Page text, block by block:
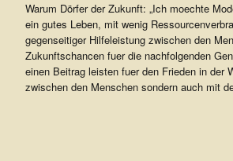
Warum Dörfer der Zukunft: „Ich moechte
ein gutes Leben, mit wenig
gegenseitiger Hilfeleistung zwischen den
Zukunftschancen fuer die nachfolgenden
einen Beitrag leisten fuer den Frieden in der
zwischen den Menschen sondern auch mit